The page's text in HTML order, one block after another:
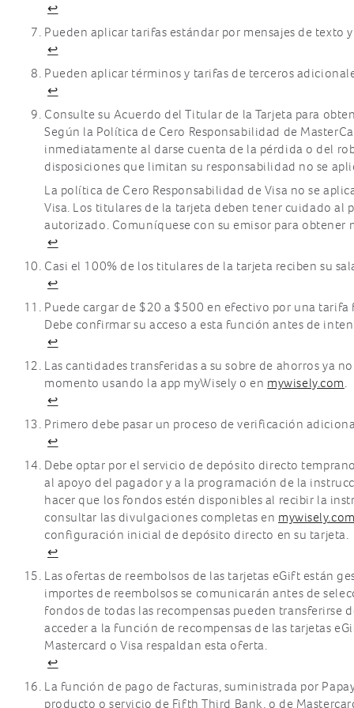
mi tarjeta Wisely?
¿Qué sucede si no autoricé el pago de la
factura?
¿Qué sucede si no tengo una foto o una
imagen de mi factura?
¿Qué transacciones no están permitidas
con la tarjeta?
transacciones de débito o crédito?
fuera de los EE.UU. para hacer compras?
Si tengo una tarjeta secundaria para mi
cónyuge, ¿puede él o ella también
inscribirse en Apple Pay, Samsung Pay,
compra?
por cada compra de tarjeta eGift?
tarjeta regalo en una tienda o
restaurante con mi tarjeta Wisely?
Cuando obtengo recompensas de
reembolsos, ¿adónde van?
↩
Pueden aplicar tarifas estándar por mensajes de texto
↩
Pueden aplicar términos y tarifas de terceros
↩
Consulte su Acuerdo del Titular de la Tarjeta para
Según la Política de Cero Responsabilidad de
inmediatamente al darse cuenta de la pérdida o del
disposiciones que limitan su responsabilidad no se
La política de Cero Responsabilidad de Visa no se
Visa. Los titulares de la tarjeta deben tener cuidado
autorizado. Comuníquese con su emisor para obtener
↩
Casi el 100% de los titulares de la tarjeta reciben su
↩
Puede cargar de $20 a $500 en efectivo por una
Debe confirmar su acceso a esta función antes de
↩
Las cantidades transferidas a su sobre de ahorros ya
momento usando la app myWisely o en mywisely.com.
↩
Primero debe pasar un proceso de verificación
↩
Debe optar por el servicio de depósito directo
al apoyo del pagador y a la programación de la
hacer que los fondos estén disponibles al recibir la
consultar las divulgaciones completas en mywisely.com
configuración inicial de depósito directo en su tarjeta.
↩
Las ofertas de reembolsos de las tarjetas eGift están
importes de reembolsos se comunicarán antes de
fondos de todas las recompensas pueden transferirse
acceder a la función de recompensas de las tarjetas
Mastercard o Visa respaldan esta oferta.
↩
La función de pago de facturas, suministrada por
producto o servicio de Fifth Third Bank, o de